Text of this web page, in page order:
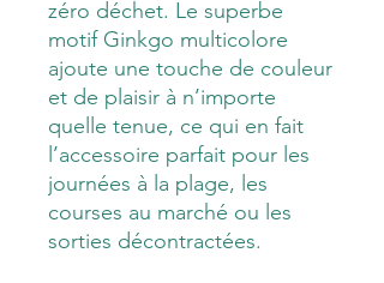
zéro déchet. Le superbe
motif Ginkgo multicolore
ajoute une touche de couleur
et de plaisir à n’importe
quelle tenue, ce qui en fait
l’accessoire parfait pour les
journées à la plage, les
courses au marché ou les
sorties décontractées.